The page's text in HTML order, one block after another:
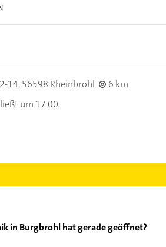
14,56598 Rheinbrohl
6 km
um 17:00
in Burgbrohl hat gerade geöffnet?